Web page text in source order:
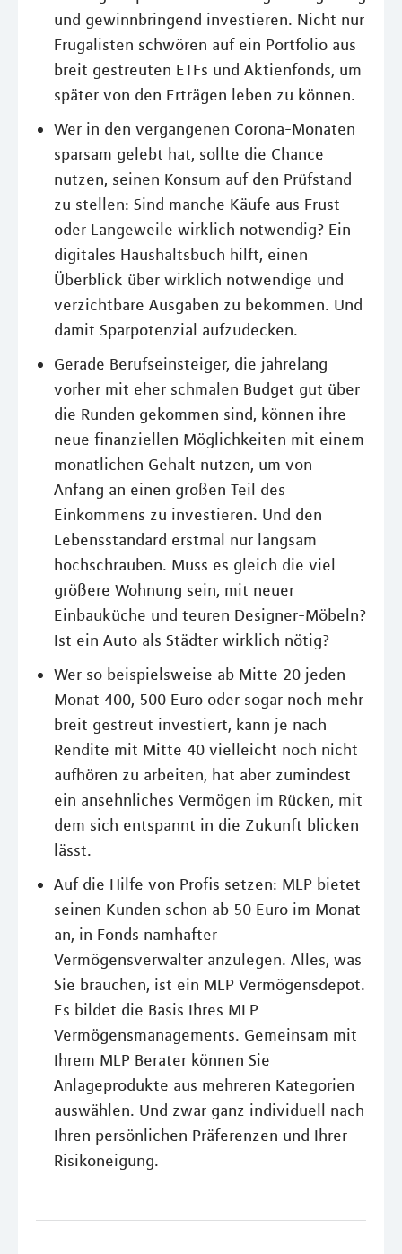
und gewinnbringend investieren. Nicht nur
Frugalisten schwören auf ein Portfolio aus
breit gestreuten ETFs und Aktienfonds, um
später von den Erträgen leben zu können.
Wer in den vergangenen Corona-Monaten
sparsam gelebt hat, sollte die Chance
nutzen, seinen Konsum auf den Prüfstand
zu stellen: Sind manche Käufe aus Frust
oder Langeweile wirklich notwendig? Ein
digitales Haushaltsbuch hilft, einen
Überblick über wirklich notwendige und
verzichtbare Ausgaben zu bekommen. Und
damit Sparpotenzial aufzudecken.
Gerade Berufseinsteiger, die jahrelang
vorher mit eher schmalen Budget gut über
die Runden gekommen sind, können ihre
neue finanziellen Möglichkeiten mit einem
monatlichen Gehalt nutzen, um von
Anfang an einen großen Teil des
Einkommens zu investieren. Und den
Lebensstandard erstmal nur langsam
hochschrauben. Muss es gleich die viel
größere Wohnung sein, mit neuer
Einbauküche und teuren Designer-Möbeln?
Ist ein Auto als Städter wirklich nötig?
Wer so beispielsweise ab Mitte 20 jeden
Monat 400, 500 Euro oder sogar noch mehr
breit gestreut investiert, kann je nach
Rendite mit Mitte 40 vielleicht noch nicht
aufhören zu arbeiten, hat aber zumindest
ein ansehnliches Vermögen im Rücken, mit
dem sich entspannt in die Zukunft blicken
lässt.
Auf die Hilfe von Profis setzen: MLP bietet
seinen Kunden schon ab 50 Euro im Monat
an, in Fonds namhafter
Vermögensverwalter anzulegen. Alles, was
Sie brauchen, ist ein MLP Vermögensdepot.
Es bildet die Basis Ihres MLP
Vermögensmanagements. Gemeinsam mit
Ihrem MLP Berater können Sie
Anlageprodukte aus mehreren Kategorien
auswählen. Und zwar ganz individuell nach
Ihren persönlichen Präferenzen und Ihrer
Risikoneigung.